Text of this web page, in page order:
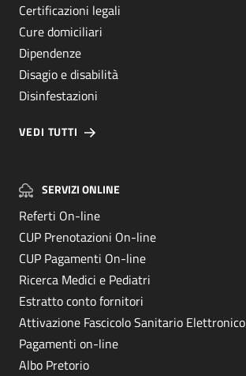
Certificazioni legali
Cure domiciliari
Dipendenze
Disagio e disabilità
Disinfestazioni
VEDI TUTTI
SERVIZI ONLINE
Referti On-line
CUP Prenotazioni On-line
CUP Pagamenti On-line
Ricerca Medici e Pediatri
Estratto conto fornitori
Attivazione Fascicolo Sanitario Elettronico
Pagamenti on-line
Albo Pretorio